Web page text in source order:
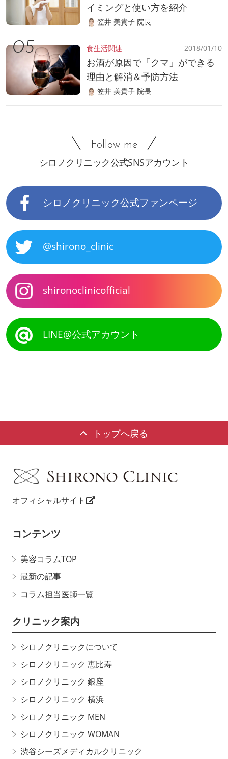
イミングと使い方を紹介
笠井 美貴子 院長
食生活関連 2018/01/10
お酒が原因で「クマ」ができる
理由と解消＆予防方法
笠井 美貴子 院長
Follow me
シロノクリニック公式SNSアカウント
シロノクリニック公式ファンページ
@shirono_clinic
shironoclinicofficial
LINE@公式アカウント
トップへ戻る
オフィシャルサイト
コンテンツ
美容コラムTOP
最新の記事
コラム担当医師一覧
クリニック案内
シロノクリニックについて
シロノクリニック 恵比寿
シロノクリニック 銀座
シロノクリニック 横浜
シロノクリニック MEN
シロノクリニック WOMAN
渋谷シーズメディカルクリニック